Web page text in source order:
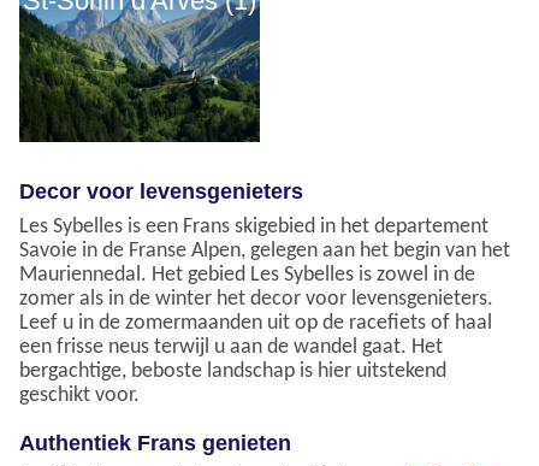
Decor voor levensgenieters
Les Sybelles is een Frans skigebied in het departement
Savoie in de Franse Alpen, gelegen aan het begin van het
Mauriennedal. Het gebied Les Sybelles is zowel in de
zomer als in de winter het decor voor levensgenieters.
Leef u in de zomermaanden uit op de racefiets of haal
een frisse neus terwijl u aan de wandel gaat. Het
bergachtige, beboste landschap is hier uitstekend
geschikt voor.
Authentiek Frans genieten